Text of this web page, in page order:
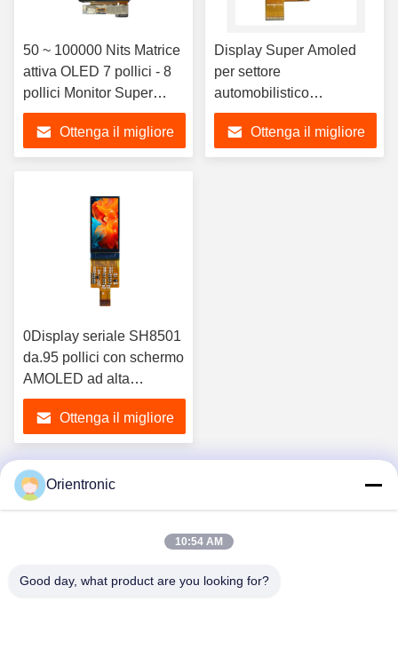
50 ~ 100000 Nits Matrice
attiva OLED 7 pollici - 8
pollici Monitor Super
Amoled, segmento
display LCD, segmento
LCD
Ottenga il migliore
Display Super Amoled
per settore
automobilistico
3840x2160 Elettronica di
consumo Monitor 4k
Amoled, display LCD a
Ottenga il migliore
0Display seriale SH8501
da.95 pollici con schermo
AMOLED ad alta
definizione 120×240
Ottenga il migliore
Orientronic
10:54 AM
Good day, what product are you looking for?